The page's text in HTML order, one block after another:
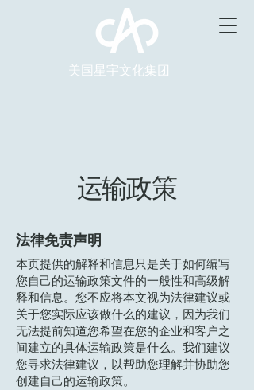
美国星宇文化集团
运输政策
法律免责声明
本页提供的解释和信息只是关于如何编写
您自己的运输政策文件的一般性和高级解
释和信息。您不应将本文视为法律建议或
关于您实际应该做什么的建议，因为我们
无法提前知道您希望在您的企业和客户之
间建立的具体运输政策是什么。我们建议
您寻求法律建议，以帮助您理解并协助您
创建自己的运输政策。